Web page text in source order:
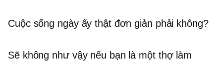
Cuộc sống ngày ấy thật đơn giản phải không?
Sẽ không như vậy nếu bạn là một thợ làm